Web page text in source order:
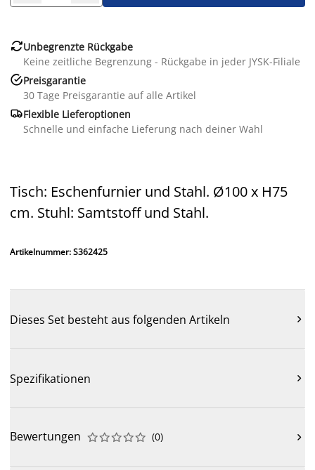
Unbegrenzte Rückgabe
Keine zeitliche Begrenzung - Rückgabe in jeder JYSK-Filiale
Preisgarantie
30 Tage Preisgarantie auf alle Artikel
Flexible Lieferoptionen
Schnelle und einfache Lieferung nach deiner Wahl
Tisch: Eschenfurnier und Stahl. Ø100 x H75
cm. Stuhl: Samtstoff und Stahl.
Artikelnummer: S362425
Dieses Set besteht aus folgenden Artikeln 
Spezifikationen 
Bewertungen 




 (0) 